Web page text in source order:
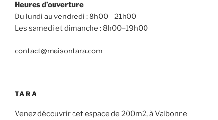
Heures d’ouverture
Du lundi au vendredi : 8h00—21h00
Les samedi et dimanche : 8h00–19h00
contact@maisontara.com
TARA
Venez découvrir cet espace de 200m2, à Valbonne